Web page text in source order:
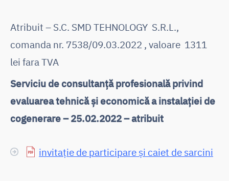
Atribuit – S.C. SMD TEHNOLOGY S.R.L.,
comanda nr. 7538/09.03.2022 , valoare 1311
lei fara TVA
Serviciu de consultanţă profesională privind
evaluarea tehnică și economică a instalației de
cogenerare – 25.02.2022 – atribuit
invitație de participare și caiet de sarcini